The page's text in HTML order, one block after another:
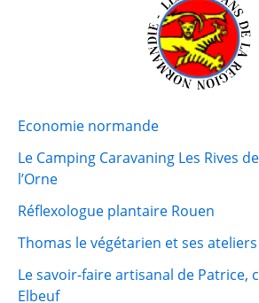
Economie normande
Le Camping Caravaning Les Rives
l’Orne
Réflexologue plantaire Rouen
Thomas le végétarien et ses
Le savoir-faire artisanal de Patrice,
Elbeuf